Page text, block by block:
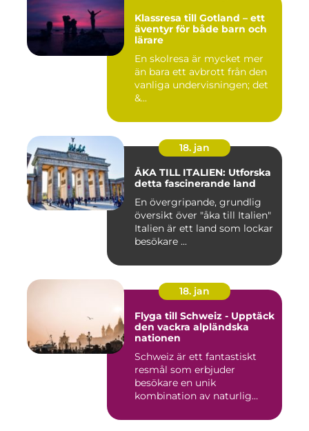
Klassresa till Gotland – ett
äventyr för både barn och
lärare
En skolresa är mycket mer
än bara ett avbrott från den
vanliga undervisningen; det
&...
18. jan
ÅKA TILL ITALIEN: Utforska
detta fascinerande land
En övergripande, grundlig
översikt över "åka till Italien"
Italien är ett land som lockar
besökare ...
18. jan
Flyga till Schweiz - Upptäck
den vackra alpländska
nationen
Schweiz är ett fantastiskt
resmål som erbjuder
besökare en unik
kombination av naturlig